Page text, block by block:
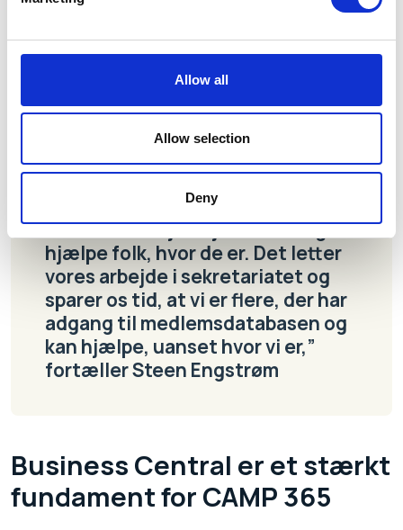
Allow all
Allow selection
Deny
Efter opgraderingen til CAMP 365 kan landsformanden
og forretningsføreren logge på medlemssystemet
overalt og fra alle devices. Det sparer ikke kun tid og
ressourcer i sekretariatet – også lokalafdelingerne
mærker, at der nu er hurtigere vej til hjælp.
Nu kan vi arbejde hjemmefra og
hjælpe folk, hvor de er. Det letter
vores arbejde i sekretariatet og
sparer os tid, at vi er flere, der har
adgang til medlemsdatabasen og
kan hjælpe, uanset hvor vi er,”
fortæller Steen Engstrøm
Business Central er et stærkt
fundament for CAMP 365